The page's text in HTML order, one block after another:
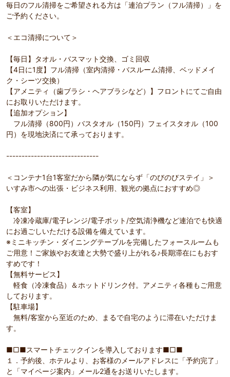
毎日のフル清掃をご希望される方は「連泊プラン（フル清掃）」を
ご予約ください。
＜エコ清掃について＞
【毎日】タオル・バスマット交換、ゴミ回収
【4日に1度】フル清掃（室内清掃・バスルーム清掃、ベッドメイ
ク・シーツ交換）
【アメニティ（歯ブラシ・ヘアブラシなど）】フロントにてご自由
にお取りいただけます。
【追加オプション】
フル清掃（800円）バスタオル（150円）フェイスタオル（100
円）を現地決済にて承っております。
------------------------------
＜コンテナ1台1客室だから隣が気にならず「のびのびステイ」＞
いすみ市への出張・ビジネス利用、観光の拠点におすすめ◎
【客室】
冷凍冷蔵庫/電子レンジ/電子ポット/空気清浄機など連泊でも快適
にお過ごしいただける設備を備えています。
※ミニキッチン・ダイニングテーブルを完備したフォースルームも
ご用意！ご家族やお友達と大勢で盛り上がれる♪長期滞在にもおす
すめです！
【無料サービス】
軽食（冷凍食品）＆ホットドリンク付。アメニティ各種もご用意
しております。
【駐車場】
無料/客室から至近のため、まるで自宅のように滞在いただけま
す。
■□■スマートチェックインを導入しております■□■
１．予約後、ホテルより、お客様のメールアドレスに「予約完了」
と「マイページ案内」メール2通をお送りいたします。